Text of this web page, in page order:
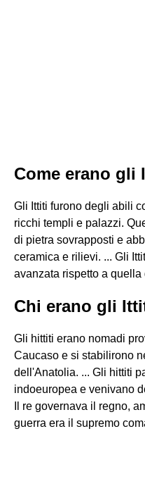
Come erano gli
Gli Ittiti furono degli abili
ricchi templi e palazzi.
di pietra sovrapposti e
ceramica e rilievi. ... Gli
avanzata rispetto a
Chi erano gli
Gli hittiti erano nomadi
Caucaso e si stabilirono
dell'Anatolia. ... Gli hittiti
indoeuropea e venivano
Il re governava il regno,
guerra era il supremo